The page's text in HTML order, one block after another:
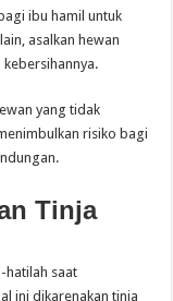
ibu hamil untuk
lain, asalkan hewan
yang tidak
risiko bagi
Tinja
hatilah saat
ini dikarenakan tinja